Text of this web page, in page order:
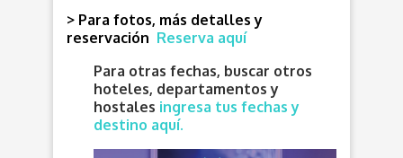
> Para fotos, más detalles y
reservación Reserva aquí
Para otras fechas, buscar otros
hoteles, departamentos y
hostales ingresa tus fechas y
destino aquí.